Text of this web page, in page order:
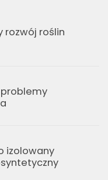
rozwój roślin
izolowany